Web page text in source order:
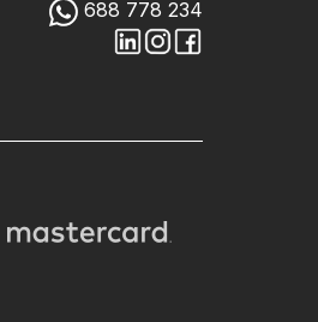
688 778 234